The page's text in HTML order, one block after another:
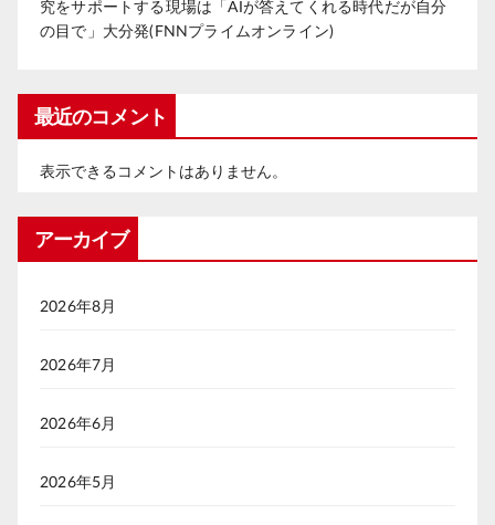
究をサポートする現場は「AIが答えてくれる時代だが自分
の目で」大分発(FNNプライムオンライン)
最近のコメント
表示できるコメントはありません。
アーカイブ
2026年8月
2026年7月
2026年6月
2026年5月